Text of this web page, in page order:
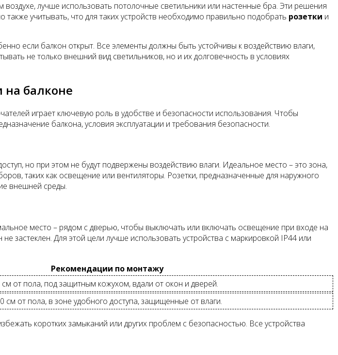
лучше использовать потолочные светильники или настенные бра. Эти решения
учитывать, что для таких устройств необходимо правильно подобрать розетки и
если балкон открыт. Все элементы должны быть устойчивы к воздействию влаги,
не только внешний вид светильников, но и их долговечность в условиях
на балконе
играет ключевую роль в удобстве и безопасности использования. Чтобы
балкона, условия эксплуатации и требования безопасности.
но при этом не будут подвержены воздействию влаги. Идеальное место – это зона,
таких как освещение или вентиляторы. Розетки, предназначенные для наружного
внешней среды.
место – рядом с дверью, чтобы выключать или включать освещение при входе на
Для этой цели лучше использовать устройства с маркировкой IP44 или
Рекомендации по монтажу
от пола, под защитным кожухом, вдали от окон и дверей.
см от пола, в зоне удобного доступа, защищенные от влаги.
коротких замыканий или других проблем с безопасностью. Все устройства